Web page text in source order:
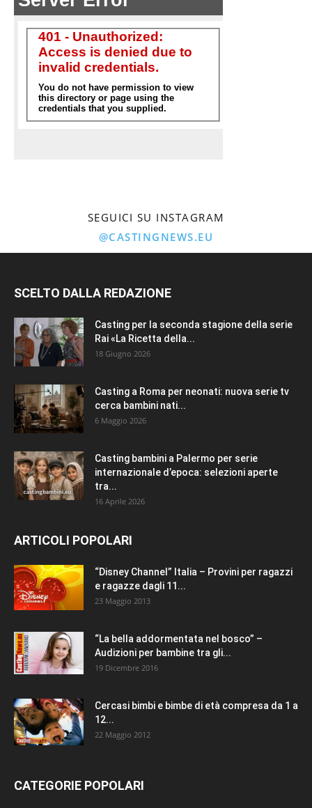
SEGUICI SU INSTAGRAM
@CASTINGNEWS.EU
SCELTO DALLA REDAZIONE
Casting per la seconda stagione della serie
Rai «La Ricetta della...
18 Giugno 2026
Casting a Roma per neonati: nuova serie tv
cerca bambini nati...
6 Maggio 2026
Casting bambini a Palermo per serie
internazionale d’epoca: selezioni aperte
tra...
16 Aprile 2026
ARTICOLI POPOLARI
“Disney Channel” Italia – Provini per ragazzi
e ragazze dagli 11...
23 Maggio 2013
“La bella addormentata nel bosco” –
Audizioni per bambine tra gli...
19 Dicembre 2016
Cercasi bimbi e bimbe di età compresa da 1 a
12...
22 Maggio 2012
CATEGORIE POPOLARI